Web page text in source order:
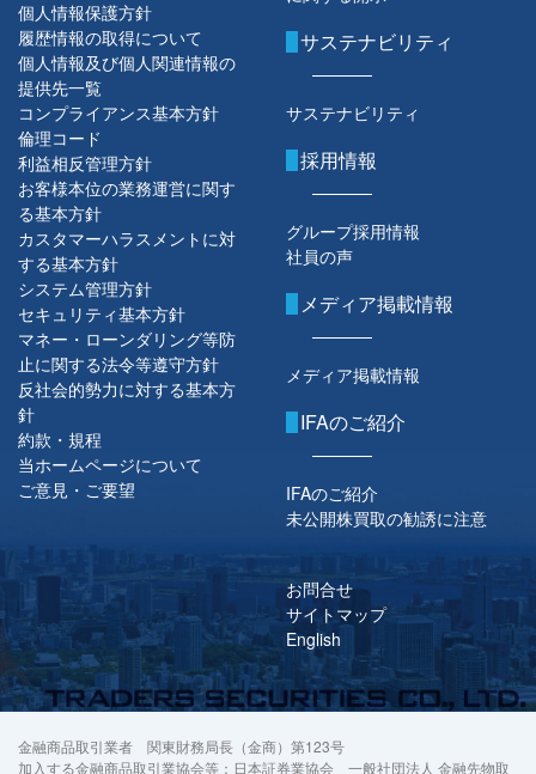
個人情報保護方針
履歴情報の取得について
個人情報及び個人関連情報の
提供先一覧
コンプライアンス基本方針
倫理コード
利益相反管理方針
お客様本位の業務運営に関す
る基本方針
カスタマーハラスメントに対
する基本方針
システム管理方針
セキュリティ基本方針
マネー・ローンダリング等防
止に関する法令等遵守方針
反社会的勢力に対する基本方
針
約款・規程
当ホームページについて
ご意見・ご要望
サステナビリティ
サステナビリティ
採用情報
グループ採用情報
社員の声
メディア掲載情報
メディア掲載情報
IFAのご紹介
IFAのご紹介
未公開株買取の勧誘に注意
お問合せ
サイトマップ
English
金融商品取引業者 関東財務局長（金商）第123号
加入する金融商品取引業協会等：日本証券業協会 一般社団法人 金融先物取